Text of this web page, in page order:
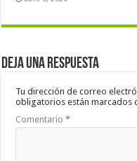
Deja una respuesta
Tu dirección de correo
obligatorios están marcados
Comentario*